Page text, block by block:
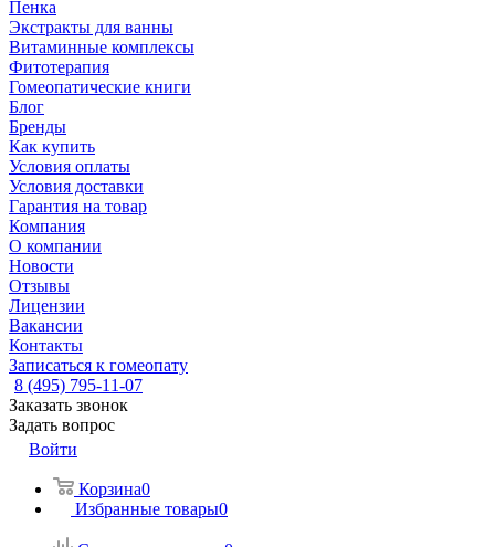
Пенка
Экстракты для ванны
Витаминные комплексы
Фитотерапия
Гомеопатические книги
Блог
Бренды
Как купить
Условия оплаты
Условия доставки
Гарантия на товар
Компания
О компании
Новости
Отзывы
Лицензии
Вакансии
Контакты
Записаться к гомеопату
8 (495) 795-11-07
Заказать звонок
Задать вопрос
Войти
Корзина0
Избранные товары0